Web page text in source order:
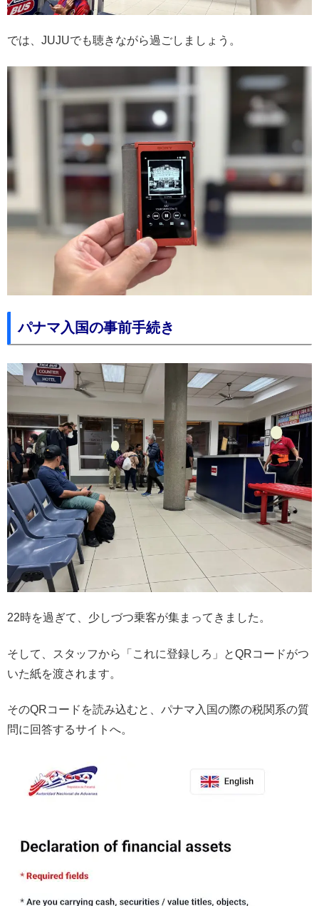
では、JUJUでも聴きながら過ごしましょう。
パナマ入国の事前手続き
22時を過ぎて、少しづつ乗客が集まってきました。
そして、スタッフから「これに登録しろ」とQRコードがつ
いた紙を渡されます。
そのQRコードを読み込むと、パナマ入国の際の税関系の質
問に回答するサイトへ。